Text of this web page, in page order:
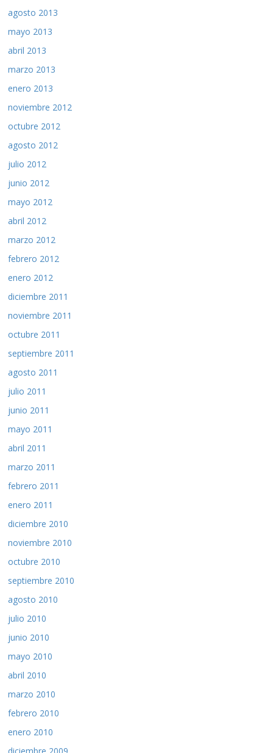
agosto 2013
mayo 2013
abril 2013
marzo 2013
enero 2013
noviembre 2012
octubre 2012
agosto 2012
julio 2012
junio 2012
mayo 2012
abril 2012
marzo 2012
febrero 2012
enero 2012
diciembre 2011
noviembre 2011
octubre 2011
septiembre 2011
agosto 2011
julio 2011
junio 2011
mayo 2011
abril 2011
marzo 2011
febrero 2011
enero 2011
diciembre 2010
noviembre 2010
octubre 2010
septiembre 2010
agosto 2010
julio 2010
junio 2010
mayo 2010
abril 2010
marzo 2010
febrero 2010
enero 2010